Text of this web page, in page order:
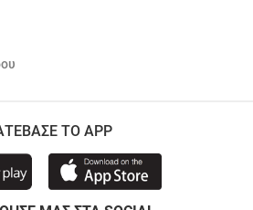
ΤΟ APP